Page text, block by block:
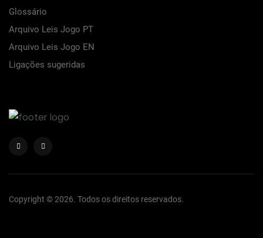
Glossário
Arquivo Leis Jogo PT
Arquivo Leis Jogo EN
Ligações sugeridas
Copyright © 2026. Todos os direitos reservados.